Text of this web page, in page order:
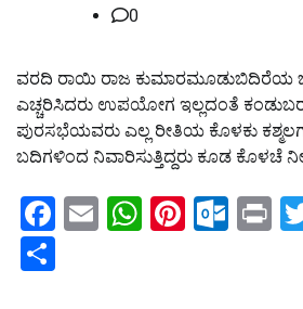
0
ವರದಿ ರಾಯಿ ರಾಜ ಕುಮಾರಮೂಡುಬಿದಿರೆಯ
ಎಚ್ಚರಿಸಿದರು ಉಪಯೋಗ ಇಲ್ಲದಂತೆ
ಪುರಸಭೆಯವರು ಎಲ್ಲ ರೀತಿಯ ಕೊಳಕು
ಬದಿಗಳಿಂದ ನಿವಾರಿಸುತ್ತಿದ್ದರು ಕೂಡ ಕೊಳಚೆ
Facebook
EmailWhatsApp